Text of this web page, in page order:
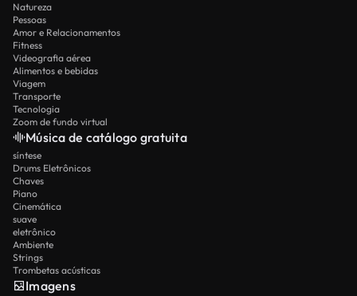
Natureza
Pessoas
Amor e Relacionamentos
Fitness
Videografia aérea
Alimentos e bebidas
Viagem
Transporte
Tecnologia
Zoom de fundo virtual
Música de catálogo gratuita
síntese
Drums Eletrônicos
Chaves
Piano
Cinemática
suave
eletrônico
Ambiente
Strings
Trombetas acústicas
Imagens